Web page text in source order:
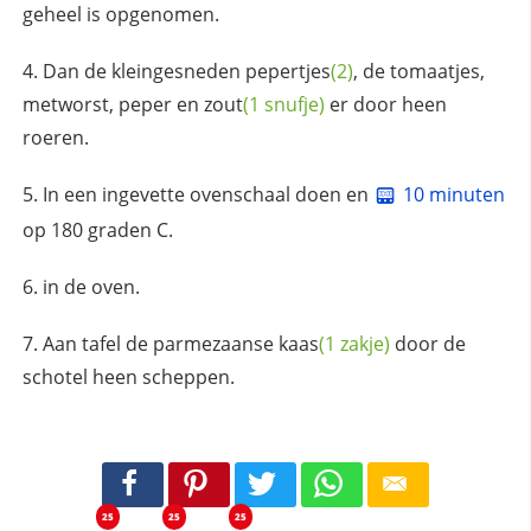
geheel is opgenomen.
Dan de kleingesneden pepertjes(2), de tomaatjes,
metworst, peper en zout(1 snufje) er door heen
roeren.
In een ingevette ovenschaal doen en
10 minuten
op 180 graden C.
in de oven.
Aan tafel de parmezaanse kaas(1 zakje) door de
schotel heen scheppen.
25 25 25